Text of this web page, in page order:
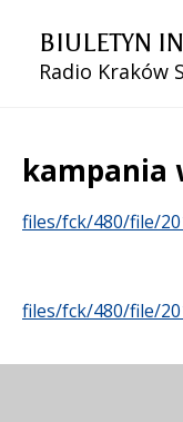
BIULETYN
Radio Kraków
kampania
Treść
files/fck/480/file/
files/fck/480/file/